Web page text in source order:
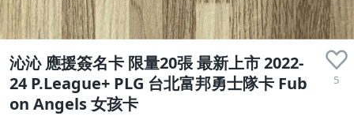
沁沁 應援簽名卡 限量20張 最新上市 2022-
24 P.League+ PLG 台北富邦勇士隊卡 Fub
on Angels 女孩卡
5